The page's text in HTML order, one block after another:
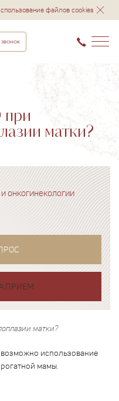
файлов cookies
звонок
матки?
онкогинекологии
ПРИЕМ
матки?
использование
мамы.